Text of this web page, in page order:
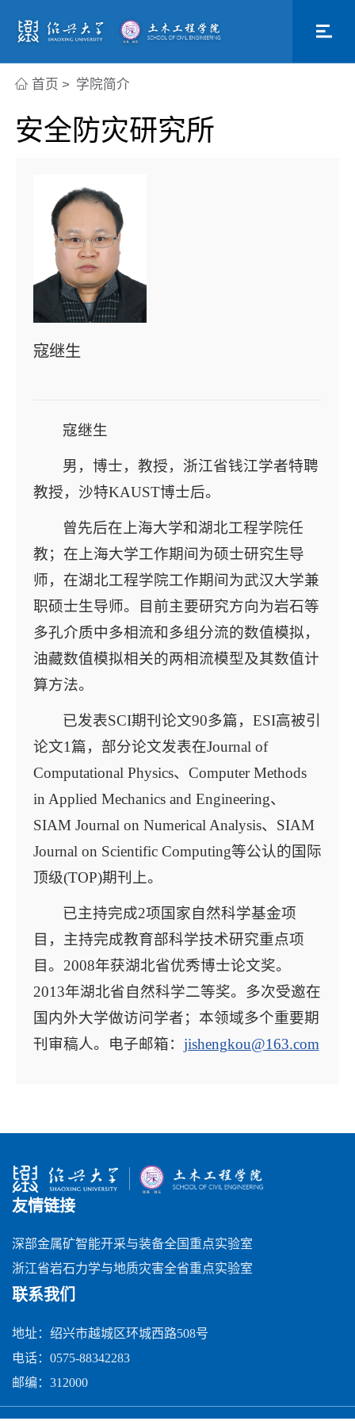
首页 > 学院简介
安全防灾研究所
寇继生
寇继生
男，博士，教授，浙江省钱江学者特聘
教授，沙特KAUST博士后。
曾先后在上海大学和湖北工程学院任
教；在上海大学工作期间为硕士研究生导
师，在湖北工程学院工作期间为武汉大学兼
职硕士生导师。目前主要研究方向为岩石等
多孔介质中多相流和多组分流的数值模拟，
油藏数值模拟相关的两相流模型及其数值计
算方法。
已发表SCI期刊论文90多篇，ESI高被引
论文1篇，部分论文发表在Journal of
Computational Physics、Computer Methods
in Applied Mechanics and Engineering、
SIAM Journal on Numerical Analysis、SIAM
Journal on Scientific Computing等公认的国际
顶级(TOP)期刊上。
已主持完成2项国家自然科学基金项
目，主持完成教育部科学技术研究重点项
目。2008年获湖北省优秀博士论文奖。
2013年湖北省自然科学二等奖。多次受邀在
国内外大学做访问学者；本领域多个重要期
刊审稿人。电子邮箱： jishengkou@163.com
友情链接
深部金属矿智能开采与装备全国重点实验室
浙江省岩石力学与地质灾害全省重点实验室
联系我们
地址：绍兴市越城区环城西路508号
电话：0575-88342283
邮编：312000